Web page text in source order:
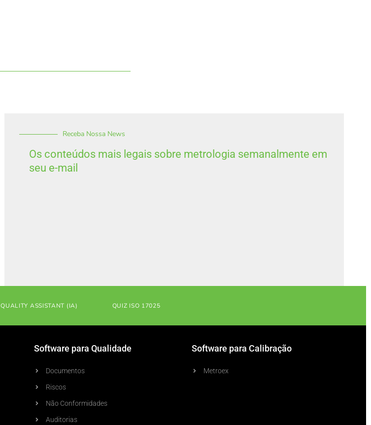
Receba Nossa News
Os conteúdos mais legais sobre metrologia semanalmente em
seu e-mail
QUALITY ASSISTANT (IA) QUIZ ISO 17025
Software para Qualidade
Documentos
Riscos
Não Conformidades
Auditorias
Software para Calibração
Metroex